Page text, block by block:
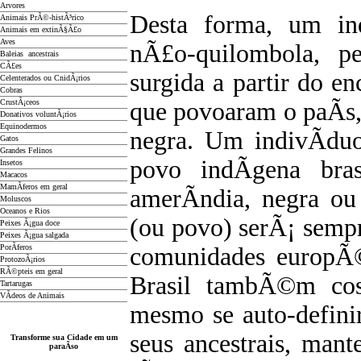
Arvores
Animais PrÃ©-histÃ³rico
Animais em extinÃ§Ã£o
Aves
Baleias ancestrais
CÃ£es
Celenterados ou CnidÃ¡rios
Cobras
CrustÃ¡ceos
Donativos voluntÃ¡rios
Equinodermos
Gatos
Grandes Felinos
Insetos
Macacos
MamÃ­feros em geral
Moluscos
Oceanos e Rios
Peixes Ã¡gua doce
Peixes Ã¡gua salgada
PorÃ­feros
ProtozoÃ¡rios
RÃ©pteis em geral
Tartarugas
VÃ­deos de Animais
Transforme sua Cidade em um
paraÃ­so
Desta forma, um
nÃ£o-quilombola,
surgida a partir do
que povoaram o
negra. Um
povo indÃ­gena
amerÃ­ndia, negra
(ou povo) serÃ¡
comunidades
Brasil tambÃ©m
mesmo se auto-
seus ancestrais,